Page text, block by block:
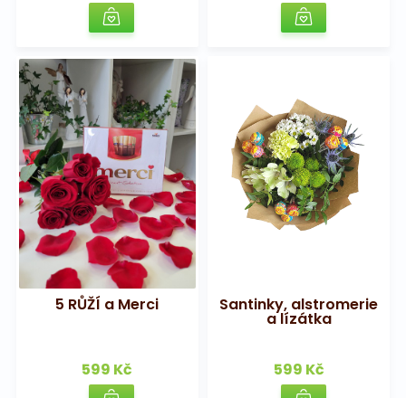
5 RŮŽÍ a Merci
599 Kč
Santinky, alstromerie
a lízátka
599 Kč